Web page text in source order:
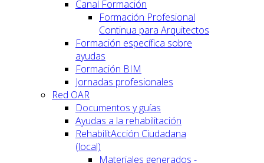
Canal Formación
Formación Profesional
Continua para Arquitectos
Formación específica sobre
ayudas
Formación BIM
Jornadas profesionales
Red OAR
Documentos y guías
Ayudas a la rehabilitación
RehabilitAcción Ciudadana
(local)
Materiales generados -